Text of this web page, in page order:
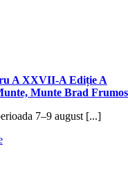
A XXVII-A Ediție A
Munte Brad
7–9 august [...]